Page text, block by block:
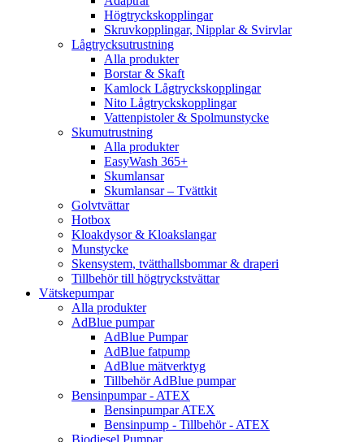
Högtryckskopplingar
Skruvkopplingar, Nipplar & Svirvlar
Lågtrycksutrustning
Alla produkter
Borstar & Skaft
Kamlock Lågtryckskopplingar
Nito Lågtryckskopplingar
Vattenpistoler & Spolmunstycke
Skumutrustning
Alla produkter
EasyWash 365+
Skumlansar
Skumlansar – Tvättkit
Golvtvättar
Hotbox
Kloakdysor & Kloakslangar
Munstycke
Skensystem, tvätthallsbommar & draperi
Tillbehör till högtryckstvättar
Vätskepumpar
Alla produkter
AdBlue pumpar
AdBlue Pumpar
AdBlue fatpump
AdBlue mätverktyg
Tillbehör AdBlue pumpar
Bensinpumpar - ATEX
Bensinpumpar ATEX
Bensinpump - Tillbehör - ATEX
Biodiesel Pumpar